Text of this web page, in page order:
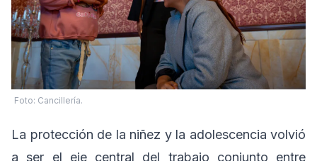
Foto: Cancillería.
La protección de la niñez y la adolescencia volvió
a ser el eje central del trabajo conjunto entre